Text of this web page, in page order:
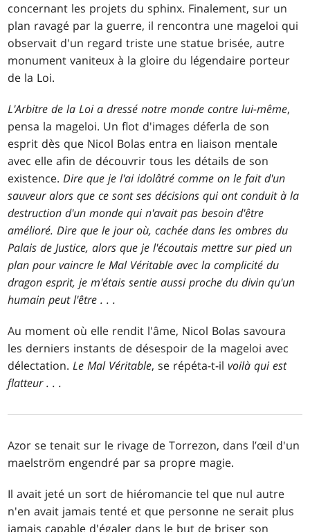
concernant les projets du sphinx. Finalement, sur un
plan ravagé par la guerre, il rencontra une mageloi qui
observait d'un regard triste une statue brisée, autre
monument vaniteux à la gloire du légendaire porteur
de la Loi.
L'Arbitre de la Loi a dressé notre monde contre lui-même,
pensa la mageloi. Un flot d'images déferla de son
esprit dès que Nicol Bolas entra en liaison mentale
avec elle afin de découvrir tous les détails de son
existence.Dire que je l'ai idolâtré comme on le fait d'un
sauveur alors que ce sont ses décisions qui ont conduit à la
destruction d'un monde qui n'avait pas besoin d'être
amélioré. Dire que le jour où, cachée dans les ombres du
Palais de Justice, alors que je l'écoutais mettre sur pied un
plan pour vaincre le Mal Véritable avec la complicité du
dragon esprit, je m'étais sentie aussi proche du divin qu'un
humain peut l'être . . .
Au moment où elle rendit l'âme, Nicol Bolas savoura
les derniers instants de désespoir de la mageloi avec
délectation.Le Mal Véritable, se répéta-t-ilvoilà qui est
flatteur . . .
Azor se tenait sur le rivage de Torrezon, dans l’œil d'un
maelström engendré par sa propre magie.
Il avait jeté un sort de hiéromancie tel que nul autre
n'en avait jamais tenté et que personne ne serait plus
jamais capable d'égaler dans le but de briser son